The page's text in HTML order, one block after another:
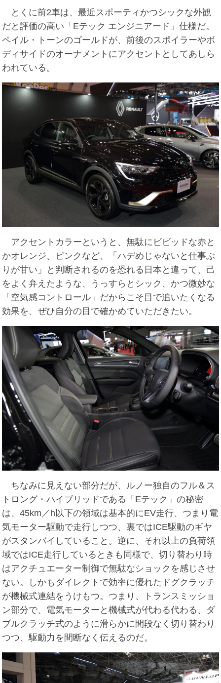
とくに前2車は、最近スポーティかつシックな外観
だと評価の高い「Eテック エンジニアード」仕様だ。
ペイル・トーンのゴールドが、前後のスポイラーやボ
ディサイドのオーナメントにアクセントとしてあしら
われている。
アクセントカラーというと、無駄にビビッドな赤と
かオレンジ、ピンクなど、「ハデめじゃないと仕事ぶ
りが甘い」と判断されるのを恐れる日本と違って、己
をよく弁えたような、うっすらとシック、かつ微妙な
「空気感コントロール」だからこそ目で追いたくなる
効果を、ぜひ自分の目で確かめていただきたい。
ちなみに見えない部分だが、ルノー独自のフル＆ス
トロング・ハイブリッドである「Eテック」の秘密
は、45km／h以下の領域は基本的にEV走行、つまり電
気モーター駆動で走行しつつ、裏ではICE駆動のギヤ
がスタンバイしていること。逆に、それ以上の負荷領
域ではICE走行しているときも同様で、切り替わり時
はアクチュエーター制御で無駄なショックを感じさせ
ない。しかもダイレクトで効率に優れたドグクラッチ
が機械式連結をうけもつ。つまり、トランスミッショ
ン部分で、電気モーターと機械式が代わる代わる、ダ
ブルクラッチ式のように滑らかに間段なく切り替わり
つつ、駆動力を間断なく伝えるのだ。